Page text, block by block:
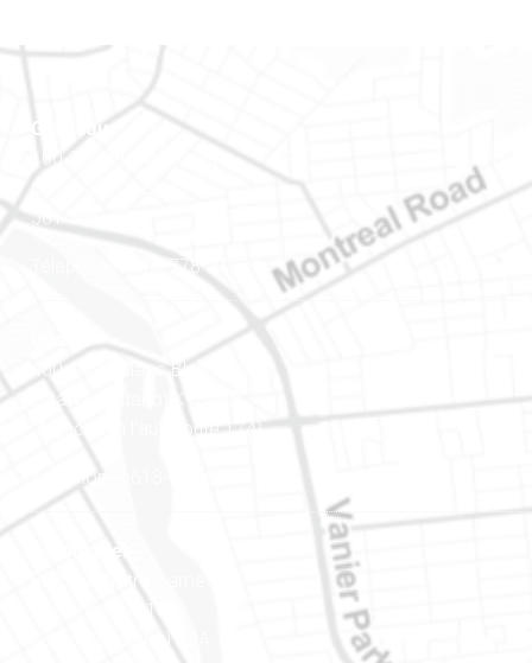
Gatineau
100-200, rue Montcalm
Gatineau (Québec)
J8Y 3B5
Téléphone : 819-778-2428
400-1420, place Blair Towers
Ottawa (Ontario) K1J 9L8
(Adjacent à l’autoroute 174)
Téléphone : 613-745-8387
Est ontarien
888, rue Notre-Dame
Case postale 101
Embrun (Ontario) K0A 1W1